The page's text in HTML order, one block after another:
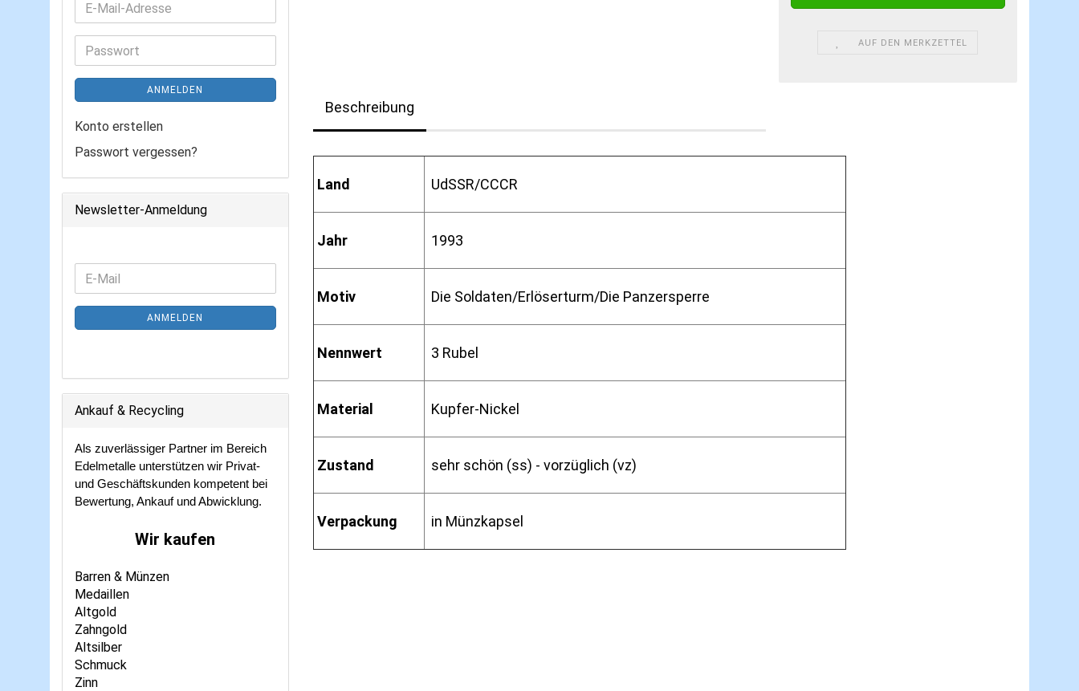
AUF DEN MERKZETTEL
Beschreibung
Land UdSSR/CCCR
Jahr 1993
Motiv Die Soldaten/Erlöserturm/Die Panzersperre
Nennwert 3 Rubel
Material Kupfer-Nickel
Zustand sehr schön (ss) - vorzüglich (vz)
Verpackung in Münzkapsel
E-
Mail-
Adresse
Passwort
ANMELDEN
Konto erstellen
Passwort vergessen?
Newsletter-Anmeldung
WEITER
ZUR
NEWSLETTER-
ANMELDUNG
E-
Mail
ANMELDEN
Ankauf & Recycling
Als zuverlässiger Partner im Bereich
Edelmetalle unterstützen wir Privat-
und Geschäftskunden kompetent bei
Bewertung, Ankauf und Abwicklung.
Wir kaufen
Barren & Münzen
Medaillen
Altgold
Zahngold
Altsilber
Schmuck
Zinn